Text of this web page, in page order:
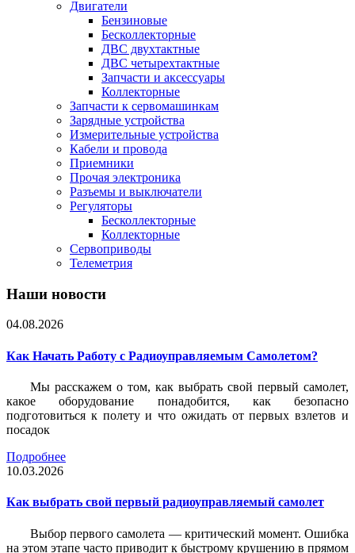
Двигатели
Бензиновые
Бесколлекторные
ДВС двухтактные
ДВС четырехтактные
Запчасти и аксессуары
Коллекторные
Запчасти к сервомашинкам
Зарядные устройства
Измерительные устройства
Кабели и провода
Приемники
Прочая электроника
Разъемы и выключатели
Регуляторы
Бесколлекторные
Коллекторные
Сервоприводы
Телеметрия
Наши новости
04.08.2026
Как Начать Работу с Радиоуправляемым Самолетом?
Мы расскажем о том, как выбрать свой первый самолет,
какое оборудование понадобится, как безопасно
подготовиться к полету и что ожидать от первых взлетов и
посадок
Подробнее
10.03.2026
Как выбрать свой первый радиоуправляемый самолет
Выбор первого самолета — критический момент. Ошибка
на этом этапе часто приводит к быстрому крушению в прямом